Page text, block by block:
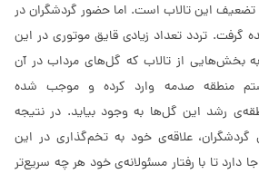
تضعیف این تالاب است. اما حضور گردشگران در
گرفت. تردد تعداد زیادی قایق موتوری در این
بخش‌هایی از تالاب که گل‌های مرداب در آن
منطقه صدمه وارد کرده و موجب شده
رشد این گل‌ها به وجود بیاید. در نتیجه
گردشگران، علاقه‌ی خود به تخم‌گذاری در این
دارد تا با رفتار مسئولانه‌ی خود هر چه سریع‌تر